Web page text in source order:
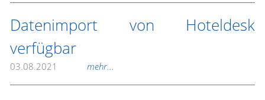
Datenimport von Hoteldesk
verfügbar
03.08.2021 mehr...